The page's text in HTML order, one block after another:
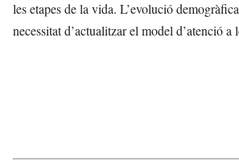
les etapes de la vida. L’evolució
necessitat d’actualitzar el model d’atenció a